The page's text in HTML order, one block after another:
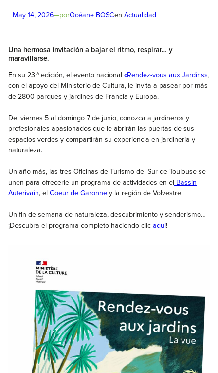
May 14, 2026—porOcéane BOSCen Actualidad
Una hermosa invitación a bajar el ritmo, respirar… y
maravillarse.
En su 23.ª edición, el evento nacional «Rendez-vous aux Jardins»,
con el apoyo del Ministerio de Cultura, le invita a pasear por más
de 2800 parques y jardines de Francia y Europa.
Del viernes 5 al domingo 7 de junio, conozca a jardineros y
profesionales apasionados que le abrirán las puertas de sus
espacios verdes y compartirán su experiencia en jardinería y
naturaleza.
Un año más, las tres Oficinas de Turismo del Sur de Toulouse se
unen para ofrecerle un programa de actividades en elBassin
Auterivain, el Coeur de Garonney la región de Volvestre.
Un fin de semana de naturaleza, descubrimiento y senderismo…
¡Descubra el programa completo haciendo clic aquí!